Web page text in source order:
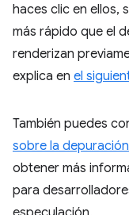
haces clic en ellos,
más rápido que el
renderizan
explica en el
También puedes
sobre la
obtener más
para